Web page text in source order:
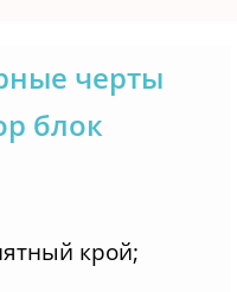
черты
блок
крой;